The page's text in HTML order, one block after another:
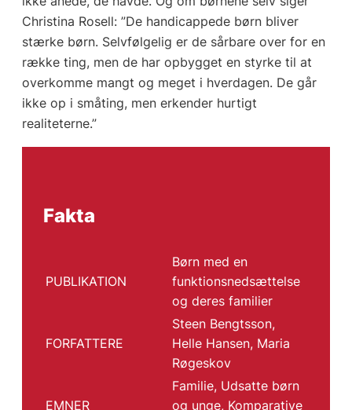
Christina Rosell: ”De handicappede børn bliver
stærke børn. Selvfølgelig er de sårbare over for en
række ting, men de har opbygget en styrke til at
overkomme mangt og meget i hverdagen. De går
ikke op i småting, men erkender hurtigt
realiteterne.”
Fakta
PUBLIKATION
Børn med en
funktionsnedsættelse
og deres familier
FORFATTERE
Steen Bengtsson,
Helle Hansen, Maria
Røgeskov
EMNER
Familie, Udsatte børn
og unge, Komparative